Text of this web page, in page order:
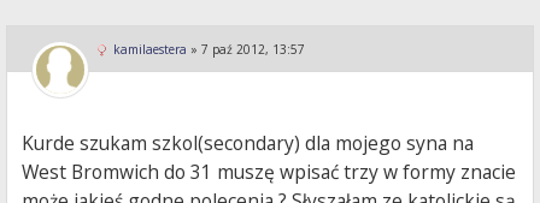
kamilaestera » 7 paź 2012, 13:57
Kurde szukam szkol(secondary) dla mojego syna na
West Bromwich do 31 muszę wpisać trzy w formy znacie